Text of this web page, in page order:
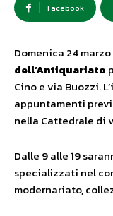
Facebook
Domenica 24
dell’Antiquariato
Cino e via Buozzi.
appuntamenti
nella Cattedrale di
Dalle 9 alle 19
specializzati nel
modernariato,